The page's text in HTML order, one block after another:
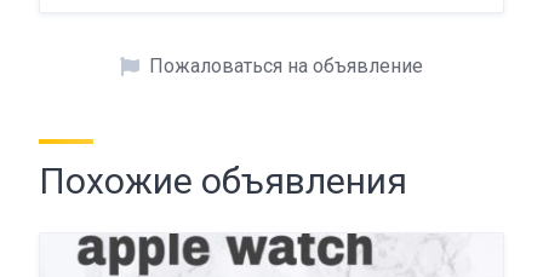
Пожаловаться на объявление
Похожие объявления